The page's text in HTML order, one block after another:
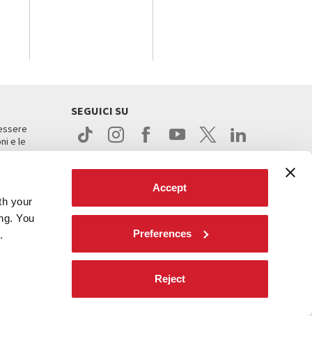
your
You
Accept
Preferences
Reject
e le
SEGUICI SU